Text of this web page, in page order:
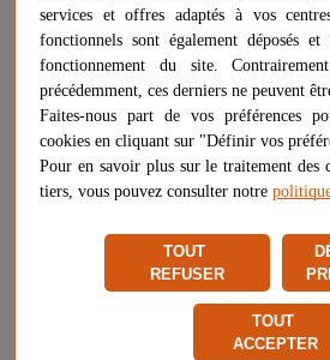
Voir les questions / réponses
204,98 € - +
entre le 10/08 et le 17/08
Vendu et expédié parVW Sports
Signaler un problème d'ordre juridique
services et offres adaptés à vos
fonctionnels sont également déposés et
fonctionnement du site.
précédemment, ces derniers ne peuvent
Faites-nous part de vos préférences
cookies en cliquant sur "Définir vos
Pour en savoir plus sur le traitement des
tiers, vous pouvez consulter notre
TOUT
REFUSER
TOUT
ACCEPTER